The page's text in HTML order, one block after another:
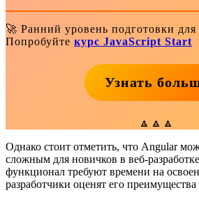
🚀 Ранний уровень подготовки для
Попробуйте курс JavaScript Start
Узнать
🔼🔼🔼
Однако стоит отметить, что Angular
сложным для новичков в веб-
функционал требуют времени на
разработчики оценят его преимущества